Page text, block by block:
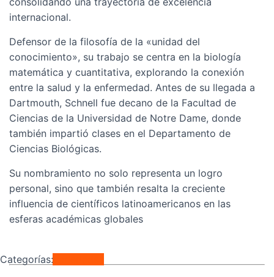
internacional.
Defensor de la filosofía de la «unidad del
conocimiento», su trabajo se centra en la biología
matemática y cuantitativa, explorando la conexión
entre la salud y la enfermedad. Antes de su llegada a
Dartmouth, Schnell fue decano de la Facultad de
Ciencias de la Universidad de Notre Dame, donde
también impartió clases en el Departamento de
Ciencias Biológicas.
Su nombramiento no solo representa un logro
personal, sino que también resalta la creciente
influencia de científicos latinoamericanos en las
esferas académicas globales
Categorías: